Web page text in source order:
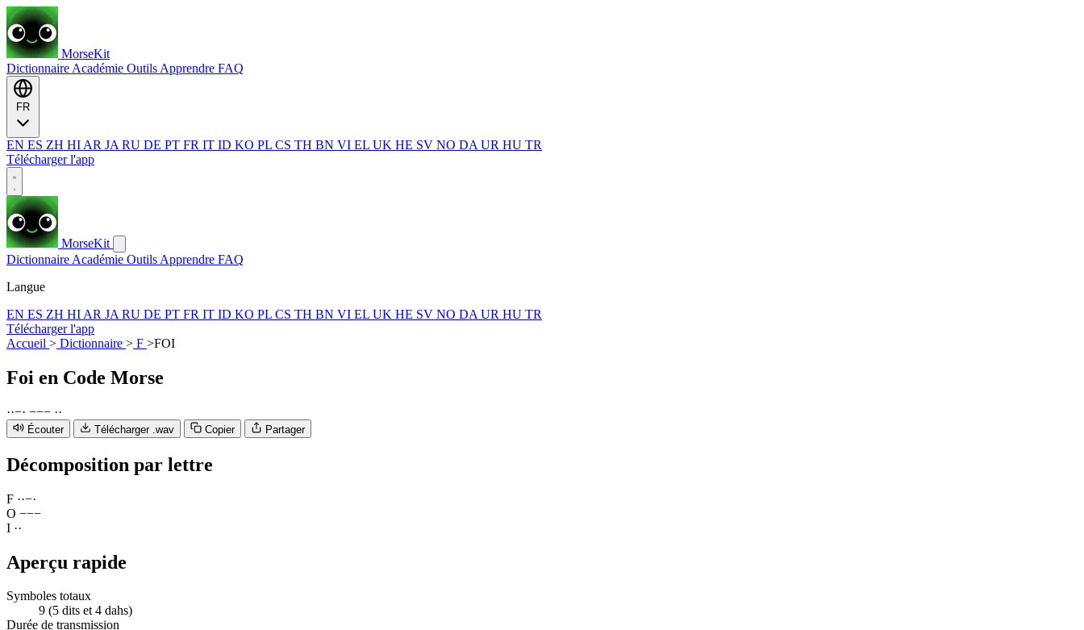
MorseKit
Dictionnaire Académie Outils Apprendre FAQ
EN ES ZH HI AR JA RU DE PT FR IT ID KO PL CS TH BN VI EL UK HE SV NO DA UR HU TR
Télécharger l'app
MorseKit
Dictionnaire Académie Outils Apprendre FAQ
Langue
EN ES ZH HI AR JA RU DE PT FR IT ID KO PL CS TH BN VI EL UK HE SV NO DA UR HU TR
Télécharger l'app
Accueil > Dictionnaire > F >FOI
Foi en Code Morse
··−· −−− ··
Écouter Télécharger .wav Copier Partager
Décomposition par lettre
F ··−·
O −−−
I ··
Aperçu rapide
Symboles totaux
9 (5 dits et 4 dahs)
Durée de transmission